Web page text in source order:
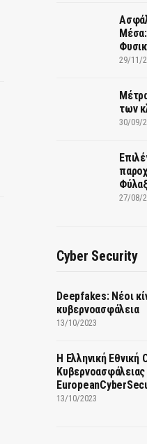
29/11/
των
30/09/
27/08/
Cyber Security
Deepfakes: Νέοι
κυβερνοασφάλεια
13/10/2023
Η Ελληνική Εθνική
13/10/2023